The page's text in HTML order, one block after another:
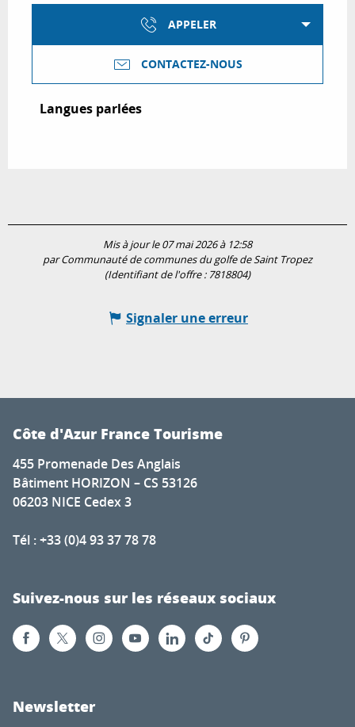
APPELER
CONTACTEZ-NOUS
Langues parlées
Langues parlées
Mis à jour le 07 mai 2026 à 12:58
par Communauté de communes du golfe de Saint Tropez
(Identifiant de l'offre : 7818804)
Signaler une erreur
Côte d'Azur France Tourisme
455 Promenade Des Anglais
Bâtiment HORIZON – CS 53126
06203 NICE Cedex 3
Tél : +33 (0)4 93 37 78 78
Suivez-nous sur les réseaux sociaux
Newsletter